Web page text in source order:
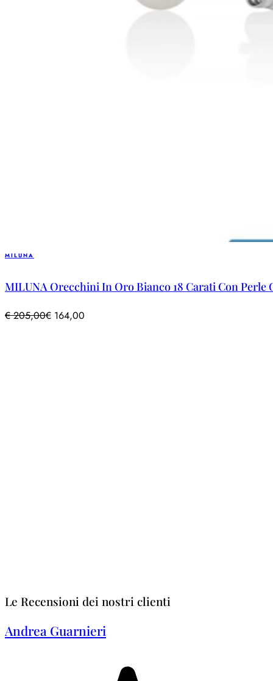
MILUNA
MILUNA Orecchini In Oro Bianco 18 Carati Con Perle
€205,00€ 164,00
Le Recensioni dei nostri clienti
Andrea Guarnieri